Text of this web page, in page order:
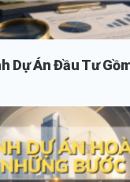
Dự Án Đầu Tư